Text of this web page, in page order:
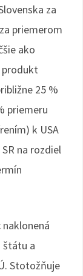
za
priemerom
ako
produkt
25 %
priemeru
k USA
na rozdiel
štátu a
Stotožňuje